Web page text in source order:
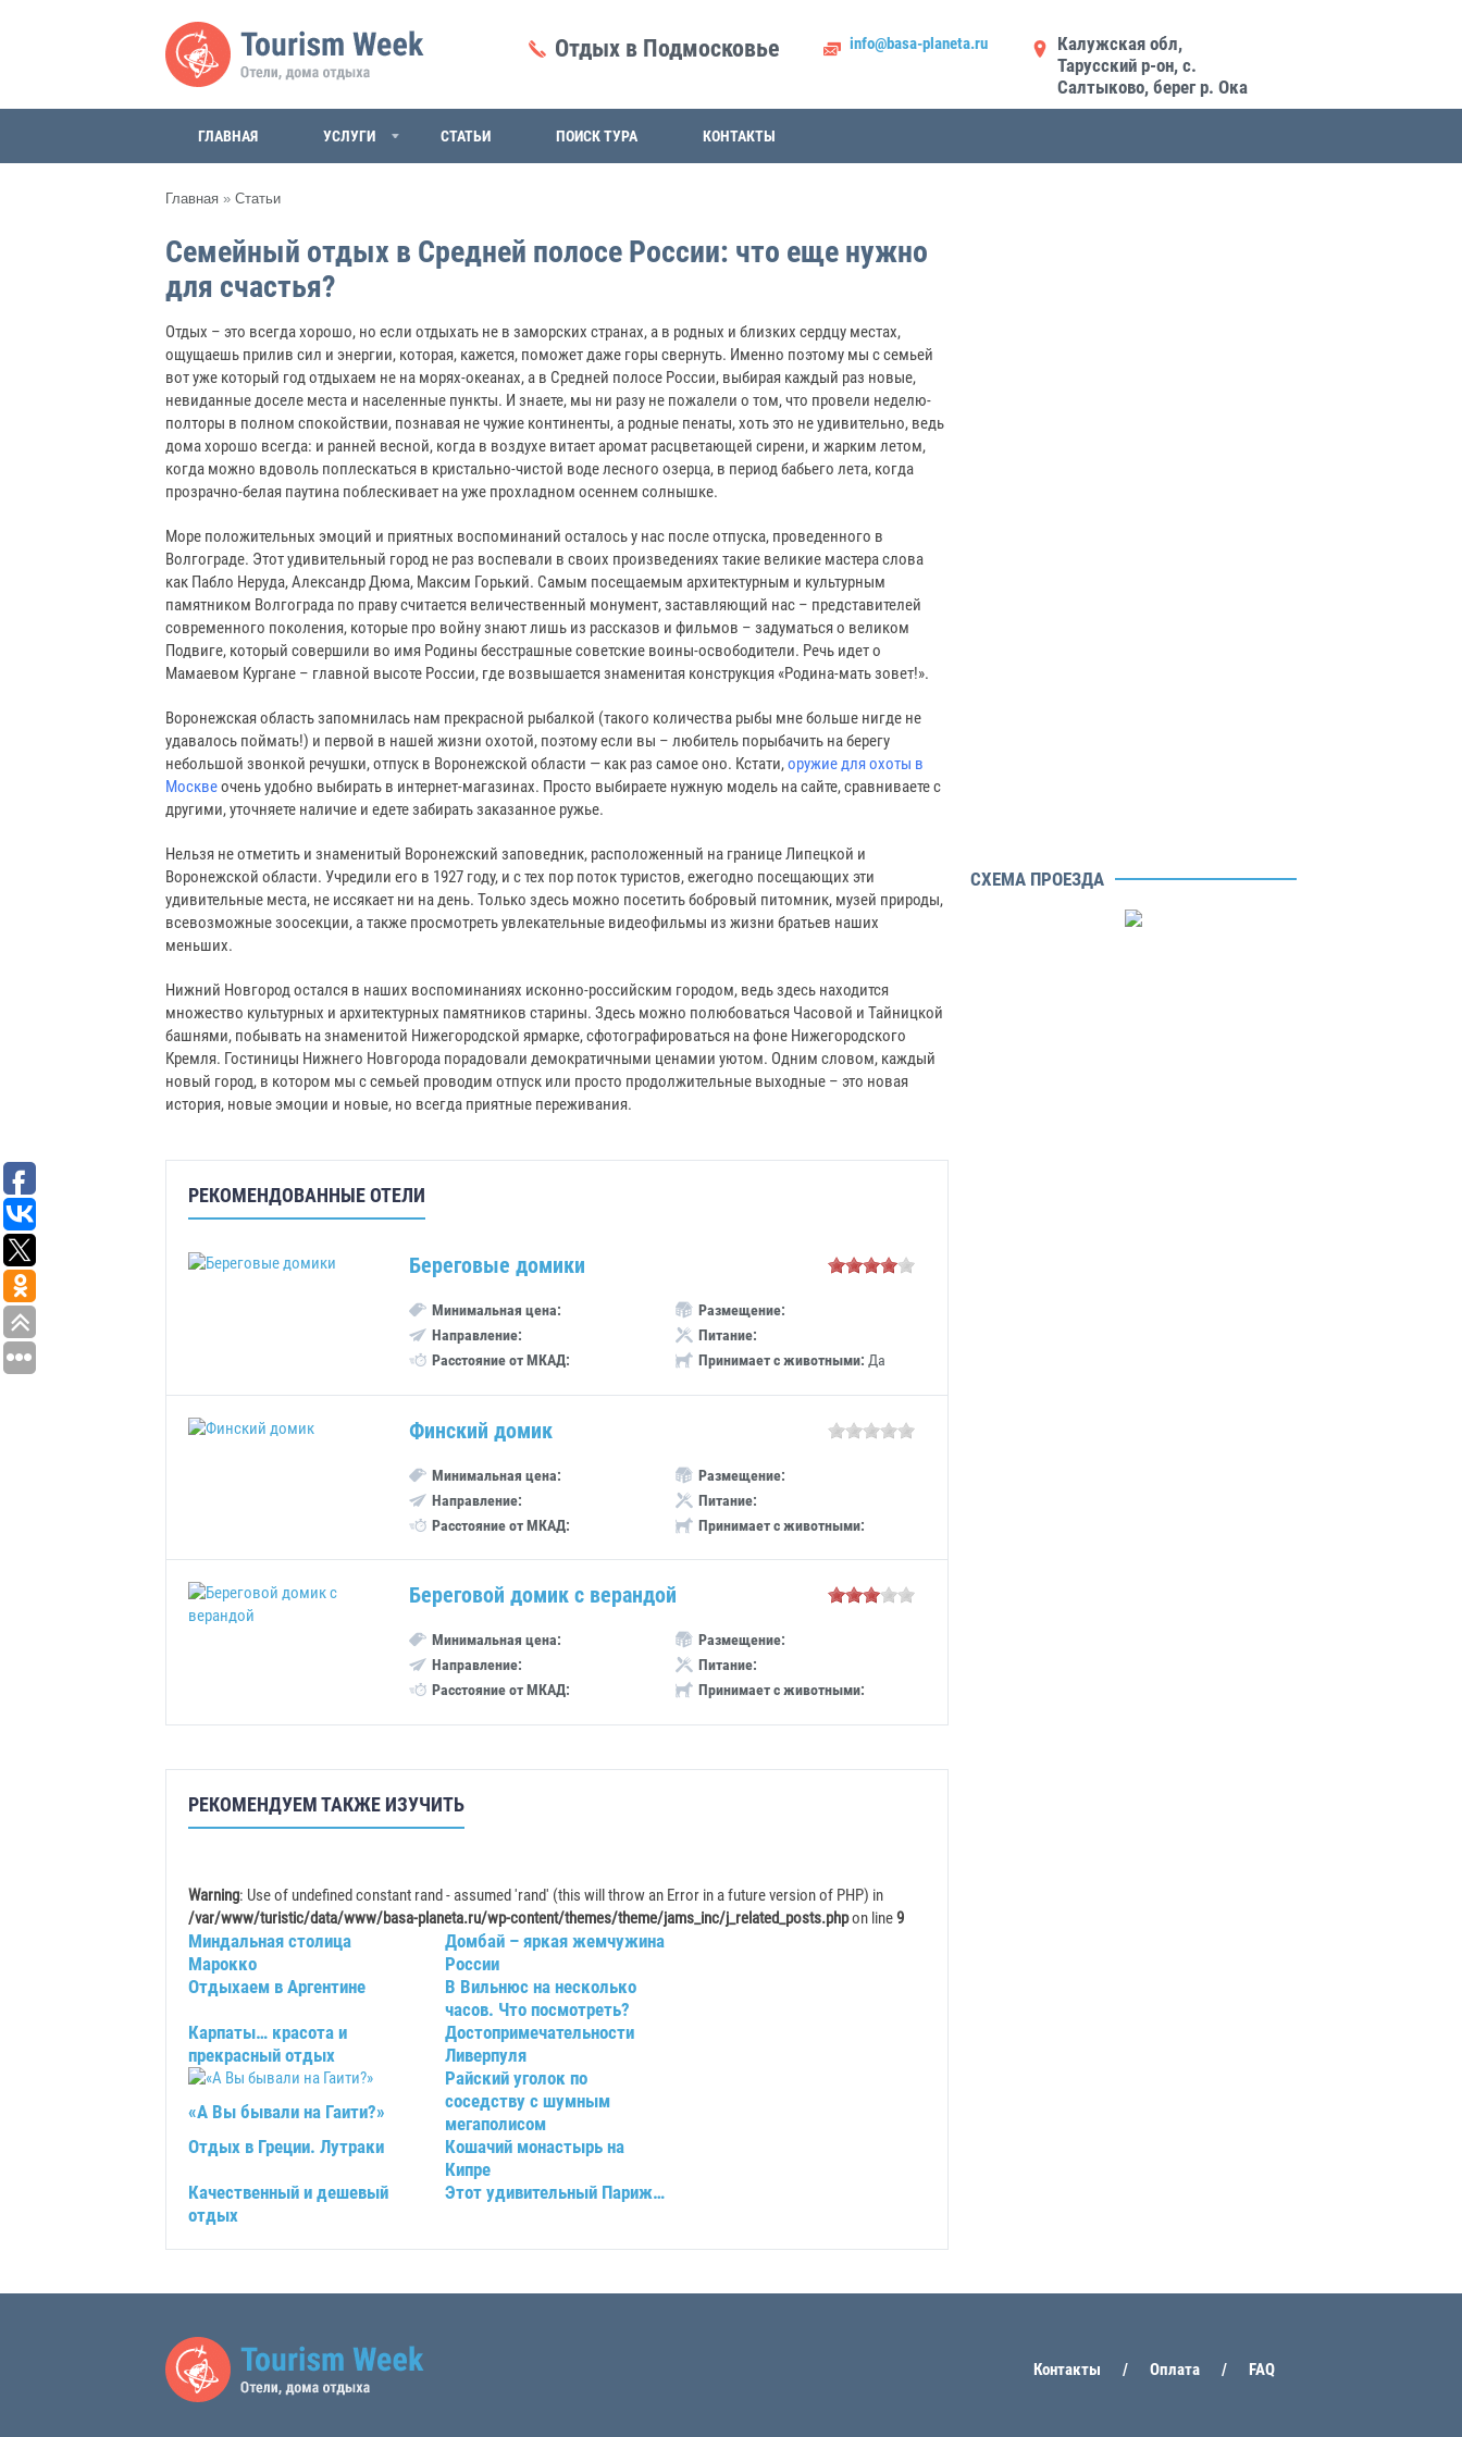
Отдых в Подмосковье info@basa-planeta.ru
Калужская обл,
Тарусский р-он, с.
Салтыково, берег р. Ока
ГЛАВНАЯ УСЛУГИ СТАТЬИ ПОИСК ТУРА КОНТАКТЫ
Главная » Статьи
Семейный отдых в Средней полосе России: что еще нужно
для счастья?
Отдых – это всегда хорошо, но если отдыхать не в заморских странах, а в родных и близких сердцу местах,
ощущаешь прилив сил и энергии, которая, кажется, поможет даже горы свернуть. Именно поэтому мы с семьей
вот уже который год отдыхаем не на морях-океанах, а в Средней полосе России, выбирая каждый раз новые,
невиданные доселе места и населенные пункты. И знаете, мы ни разу не пожалели о том, что провели неделю-
полторы в полном спокойствии, познавая не чужие континенты, а родные пенаты, хоть это не удивительно, ведь
дома хорошо всегда: и ранней весной, когда в воздухе витает аромат расцветающей сирени, и жарким летом,
когда можно вдоволь поплескаться в кристально-чистой воде лесного озерца, в период бабьего лета, когда
прозрачно-белая паутина поблескивает на уже прохладном осеннем солнышке.
Море положительных эмоций и приятных воспоминаний осталось у нас после отпуска, проведенного в
Волгограде. Этот удивительный город не раз воспевали в своих произведениях такие великие мастера слова
как Пабло Неруда, Александр Дюма, Максим Горький. Самым посещаемым архитектурным и культурным
памятником Волгограда по праву считается величественный монумент, заставляющий нас – представителей
современного поколения, которые про войну знают лишь из рассказов и фильмов – задуматься о великом
Подвиге, который совершили во имя Родины бесстрашные советские воины-освободители. Речь идет о
Мамаевом Кургане – главной высоте России, где возвышается знаменитая конструкция «Родина-мать зовет!».
Воронежская область запомнилась нам прекрасной рыбалкой (такого количества рыбы мне больше нигде не
удавалось поймать!) и первой в нашей жизни охотой, поэтому если вы – любитель порыбачить на берегу
небольшой звонкой речушки, отпуск в Воронежской области — как раз самое оно. Кстати,оружие для охоты в
Москвеочень удобно выбирать в интернет-магазинах. Просто выбираете нужную модель на сайте, сравниваете с
другими, уточняете наличие и едете забирать заказанное ружье.
Нельзя не отметить и знаменитый Воронежский заповедник, расположенный на границе Липецкой и
Воронежской области. Учредили его в 1927 году, и с тех пор поток туристов, ежегодно посещающих эти
удивительные места, не иссякает ни на день. Только здесь можно посетить бобровый питомник, музей природы,
всевозможные зоосекции, а также просмотреть увлекательные видеофильмы из жизни братьев наших
меньших.
Нижний Новгород остался в наших воспоминаниях исконно-российским городом, ведь здесь находится
множество культурных и архитектурных памятников старины. Здесь можно полюбоваться Часовой и Тайницкой
башнями, побывать на знаменитой Нижегородской ярмарке, сфотографироваться на фоне Нижегородского
Кремля. Гостиницы Нижнего Новгорода порадовали демократичными ценамии уютом. Одним словом, каждый
новый город, в котором мы с семьей проводим отпуск или просто продолжительные выходные – это новая
история, новые эмоции и новые, но всегда приятные переживания.
РЕКОМЕНДОВАННЫЕ ОТЕЛИ
Береговые домики
Минимальная цена:
Направление:
Расстояние от МКАД:
Размещение:
Питание:
Принимает с животными: Да
Финский домик
Минимальная цена:
Направление:
Расстояние от МКАД:
Размещение:
Питание:
Принимает с животными:
Береговой домик с верандой
Минимальная цена:
Направление:
Расстояние от МКАД:
Размещение:
Питание:
Принимает с животными:
РЕКОМЕНДУЕМ ТАКЖЕ ИЗУЧИТЬ
Warning: Use of undefined constant rand - assumed 'rand' (this will throw an Error in a future version of PHP) in
/var/www/turistic/data/www/basa-planeta.ru/wp-content/themes/theme/jams_inc/j_related_posts.phpon line9
Миндальная столица
Марокко
Домбай – яркая жемчужина
России
Отдыхаем в Аргентине
В Вильнюс на несколько
часов. Что посмотреть?
Карпаты… красота и
прекрасный отдых
Достопримечательности
Ливерпуля
«А Вы бывали на Гаити?»
Райский уголок по
соседству с шумным
мегаполисом
Отдых в Греции. Лутраки
Кошачий монастырь на
Кипре
Качественный и дешевый
отдых
Этот удивительный Париж…
СХЕМА ПРОЕЗДА
Контакты Оплата FAQ